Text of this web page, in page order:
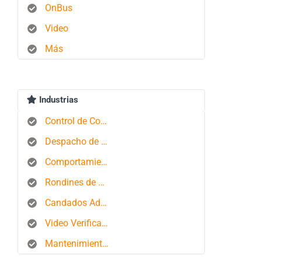
OnBus
Video
Más
Industrias
Control de Combustible
Despacho de Autobuses
Comportamiento del conductor
Rondines de Seguridad
Candados Aduaneros
Video Verificación
Mantenimiento de Flotas